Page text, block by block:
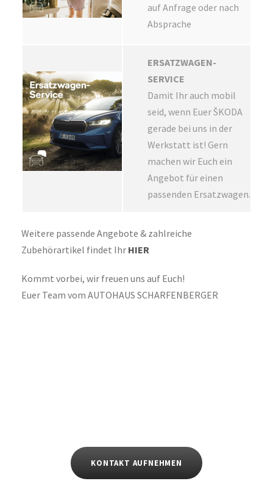
auf Anfrage oder nach
Absprache
ERSATZWAGEN-
SERVICE
Damit Ihr auch mobil
seid, wenn Euer ŠKODA
gerade bei uns in der
Werkstatt ist! Gern
machen wir Euch ein
Angebot für einen
passenden Ersatzwagen.
Weitere passende Angebote & zahlreiche
Zubehörartikel findet Ihr HIER
Kommt vorbei, wir freuen uns auf Euch!
Euer Team vom AUTOHAUS SCHARFENBERGER
KONTAKT AUFNEHMEN